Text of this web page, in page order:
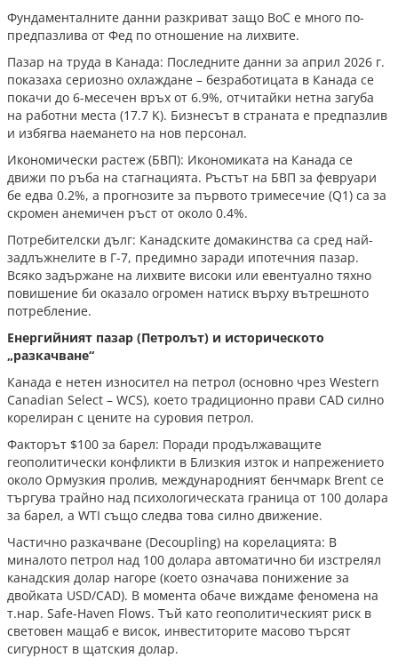
Фундаменталните данни разкриват защо BoC е много по-
предпазлива от Фед по отношение на лихвите.
Пазар на труда в Канада: Последните данни за април 2026 г.
показаха сериозно охлаждане – безработицата в Канада се
покачи до 6-месечен връх от 6.9%, отчитайки нетна загуба
на работни места (17.7 K). Бизнесът в страната е предпазлив
и избягва наемането на нов персонал.
Икономически растеж (БВП): Икономиката на Канада се
движи по ръба на стагнацията. Ръстът на БВП за февруари
бе едва 0.2%, а прогнозите за първото тримесечие (Q1) са за
скромен анемичен ръст от около 0.4%.
Потребителски дълг: Канадските домакинства са сред най-
задлъжнелите в Г-7, предимно заради ипотечния пазар.
Всяко задържане на лихвите високи или евентуално тяхно
повишение би оказало огромен натиск върху вътрешното
потребление.
Енергийният пазар (Петролът) и историческото
„разкачване“
Канада е нетен износител на петрол (основно чрез Western
Canadian Select – WCS), което традиционно прави CAD силно
корелиран с цените на суровия петрол.
Факторът $100 за барел: Поради продължаващите
геополитически конфликти в Близкия изток и напрежението
около Ормузкия пролив, международният бенчмарк Brent се
търгува трайно над психологическата граница от 100 долара
за барел, а WTI също следва това силно движение.
Частично разкачване (Decoupling) на корелацията: В
миналото петрол над 100 долара автоматично би изстрелял
канадския долар нагоре (което означава понижение за
двойката USD/CAD). В момента обаче виждаме феномена на
т.нар. Safe-Haven Flows. Тъй като геополитическият риск в
световен мащаб е висок, инвеститорите масово търсят
сигурност в щатския долар.